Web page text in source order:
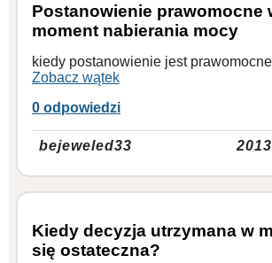
Postanowienie prawomocne
moment nabierania mocy
kiedy postanowienie jest
Zobacz wątek
0 odpowiedzi
bejeweled33
Kiedy decyzja utrzymana w
się ostateczna?